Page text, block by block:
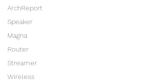
ArchReport
Speaker
Magna
Router
Streamer
Wireless